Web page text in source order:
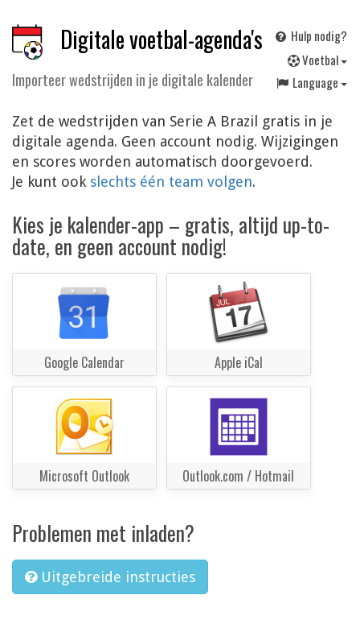
Digitale voetbal-agenda's
Importeer wedstrijden in je digitale kalender
Hulp nodig?
Voetbal
Language
Zet de wedstrijden van Serie A Brazil gratis in je
digitale agenda. Geen account nodig. Wijzigingen
en scores worden automatisch doorgevoerd.
Je kunt ook slechts één team volgen.
Kies je kalender-app – gratis, altijd up-to-
date, en geen account nodig!
Google Calendar Apple iCal
Microsoft Outlook Outlook.com / Hotmail
Problemen met inladen?
Uitgebreide instructies